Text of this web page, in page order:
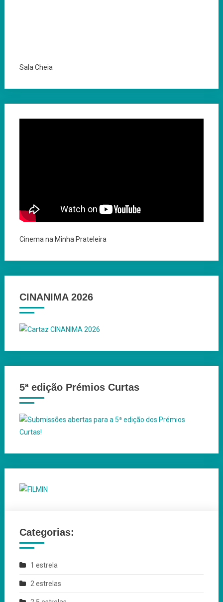
Sala Cheia
Cinema na Minha Prateleira
CINANIMA 2026
5ª edição Prémios Curtas
Categorias:
1 estrela
2 estrelas